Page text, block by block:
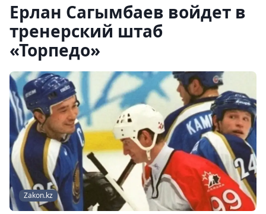
Ерлан Сагымбаев войдет в
тренерский штаб
«Торпедо»
Zakon.kz